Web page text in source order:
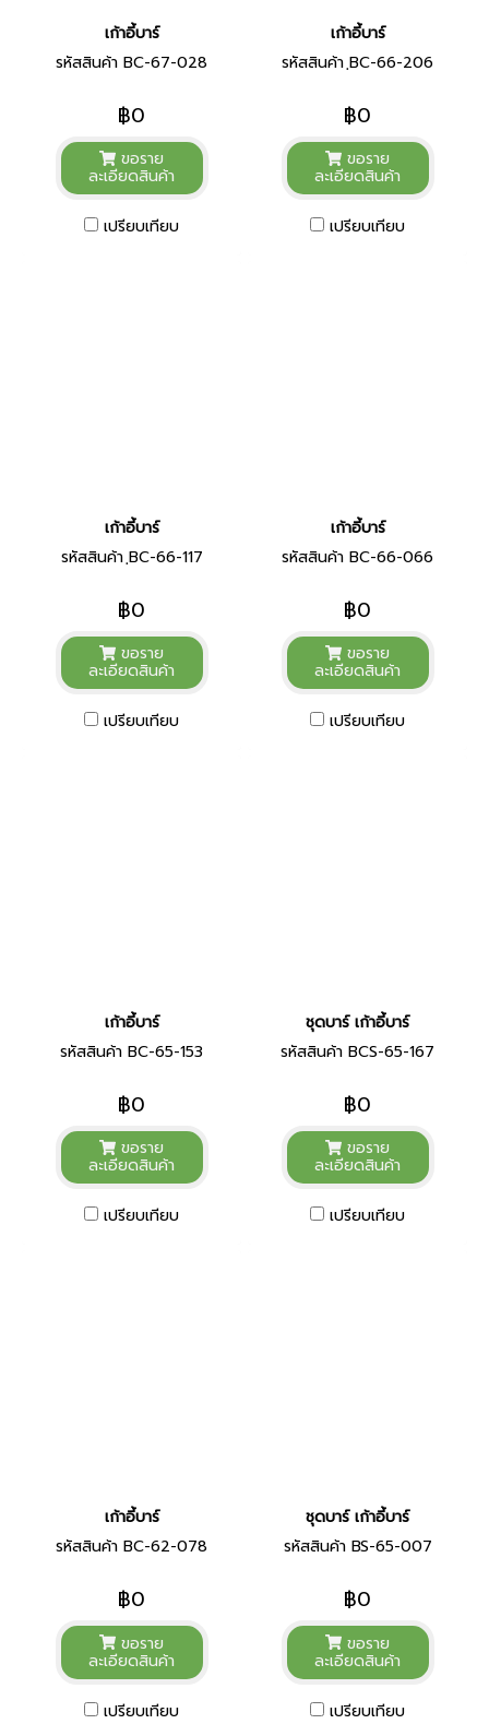
เก้าอี้บาร์
รหัสสินค้า BC-67-028
฿0
ขอราย
ละเอียดสินค้า
เปรียบเทียบ
เก้าอี้บาร์
รหัสสินค้า ฺBC-66-206
฿0
ขอราย
ละเอียดสินค้า
เปรียบเทียบ
เก้าอี้บาร์
รหัสสินค้า ฺBC-66-117
฿0
ขอราย
ละเอียดสินค้า
เปรียบเทียบ
เก้าอี้บาร์
รหัสสินค้า BC-66-066
฿0
ขอราย
ละเอียดสินค้า
เปรียบเทียบ
เก้าอี้บาร์
รหัสสินค้า BC-65-153
฿0
ขอราย
ละเอียดสินค้า
เปรียบเทียบ
ชุดบาร์ เก้าอี้บาร์
รหัสสินค้า BCS-65-167
฿0
ขอราย
ละเอียดสินค้า
เปรียบเทียบ
เก้าอี้บาร์
รหัสสินค้า BC-62-078
฿0
ขอราย
ละเอียดสินค้า
เปรียบเทียบ
ชุดบาร์ เก้าอี้บาร์
รหัสสินค้า BS-65-007
฿0
ขอราย
ละเอียดสินค้า
เปรียบเทียบ